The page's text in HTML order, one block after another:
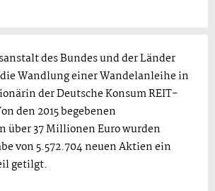
des Bundes und der Länder
Wandlung einer Wandelanleihe in
der Deutsche Konsum REIT-
den 2015 begebenen
über 37 Millionen Euro wurden
von 5.572.704 neuen Aktien ein
getilgt.